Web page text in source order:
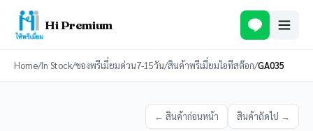
Hi Premium
Home/In Stock/ของพรีเมี่ยมด่วน7-15วัน/สินค้าพรีเมี่ยมไอทีสต๊อก/GA035
← สินค้าก่อนหน้า สินค้าถัดไป →